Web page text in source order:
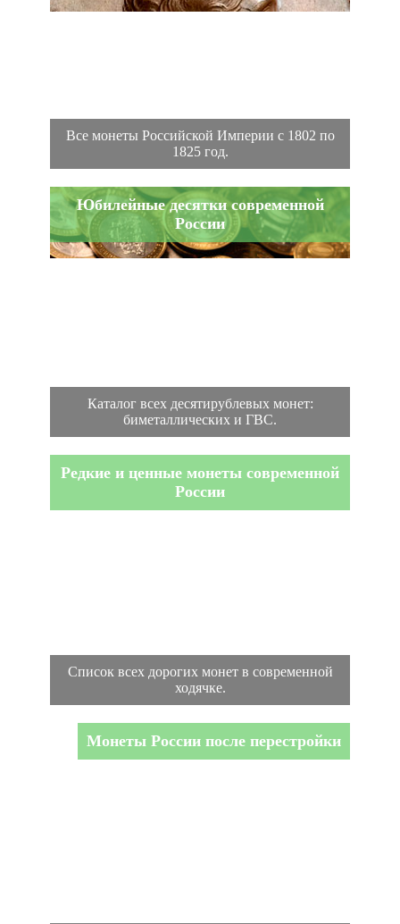
Все монеты Российской Империи с 1802 по
1825 год.
Юбилейные десятки современной
России
Каталог всех десятирублевых монет:
биметаллических и ГВС.
Редкие и ценные монеты современной
России
Список всех дорогих монет в современной
ходячке.
Монеты России после перестройки